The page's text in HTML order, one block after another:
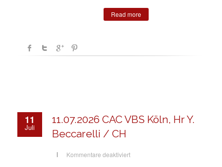
Read more
11
Juli
11.07.2026 CAC VBS Köln, Hr Y.
Beccarelli / CH
Kommentare deaktiviertfür